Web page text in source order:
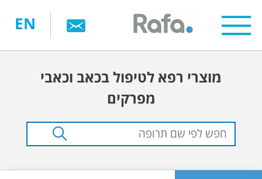
לתוכן
EN
מוצרי רפא לטיפול בכאב וכאבי
מפרקים